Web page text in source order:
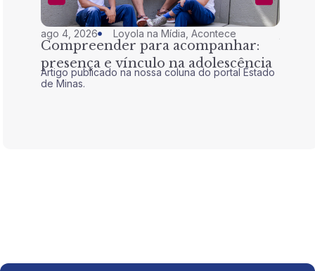
ago 4, 2026 Loyola na Mídia ,Acontece
Compreender para acompanhar:
presença e vínculo na adolescência
Artigo publicado na nossa coluna do portal Estado
de Minas.